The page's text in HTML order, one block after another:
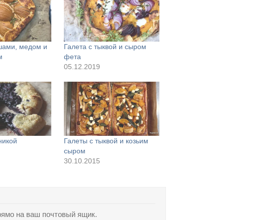
медом и
Галета с тыквой и сыром
фета
05.12.2019
Галеты с тыквой и козьим
сыром
30.10.2015
на ваш почтовый ящик.